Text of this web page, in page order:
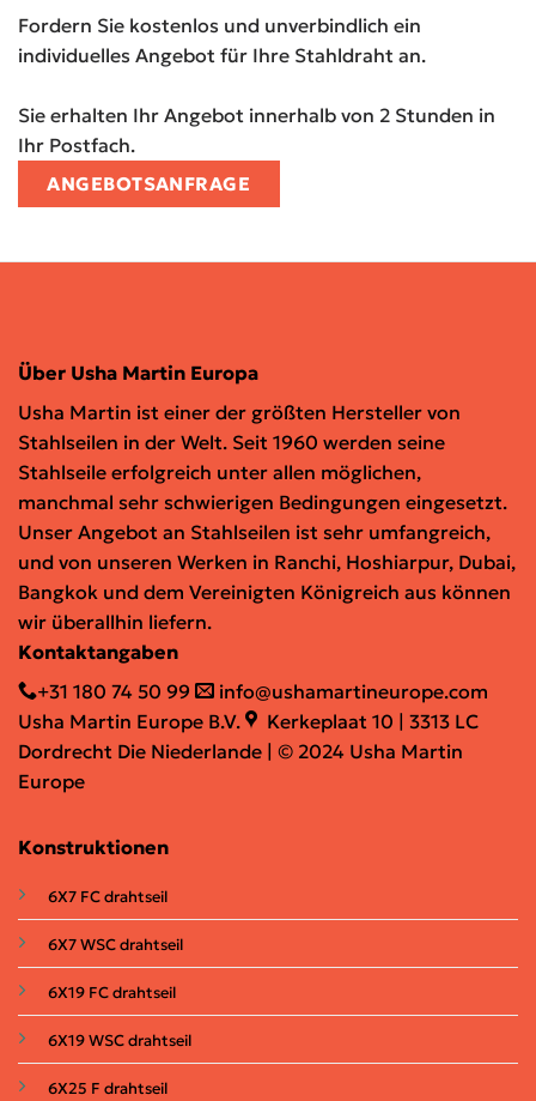
Fordern Sie kostenlos und unverbindlich ein
individuelles Angebot für Ihre Stahldraht an.
Sie erhalten Ihr Angebot innerhalb von 2 Stunden in
Ihr Postfach.
ANGEBOTSANFRAGE
Über Usha Martin Europa
Usha Martin ist einer der größten Hersteller von
Stahlseilen in der Welt. Seit 1960 werden seine
Stahlseile erfolgreich unter allen möglichen,
manchmal sehr schwierigen Bedingungen eingesetzt.
Unser Angebot an Stahlseilen ist sehr umfangreich,
und von unseren Werken in Ranchi, Hoshiarpur, Dubai,
Bangkok und dem Vereinigten Königreich aus können
wir überallhin liefern.
Kontaktangaben
+31 180 74 50 99
info@ushamartineurope.com
Usha Martin Europe B.V.
Kerkeplaat 10 | 3313 LC
Dordrecht Die Niederlande | © 2024 Usha Martin
Europe
Konstruktionen
6X7 FC drahtseil
6X7 WSC drahtseil
6X19 FCdrahtseil
6X19 WSC drahtseil
6X25 F drahtseil